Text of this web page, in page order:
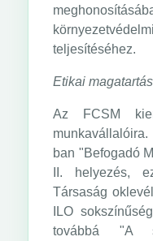
teljesítéséhez.
Etikai
Az FCSM
ban "Befogadó
II. helyezés,
Társaság
ILO
továbbá "A